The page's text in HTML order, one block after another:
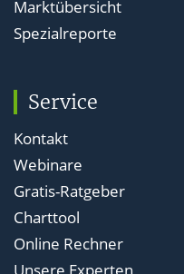
Marktübersicht
Spezialreporte
Service
Kontakt
Webinare
Gratis-Ratgeber
Charttool
Online Rechner